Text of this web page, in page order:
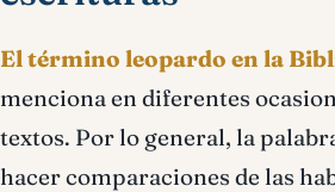
El término leopardo en la
menciona en diferentes
textos. Por lo general, la
hacer comparaciones de las